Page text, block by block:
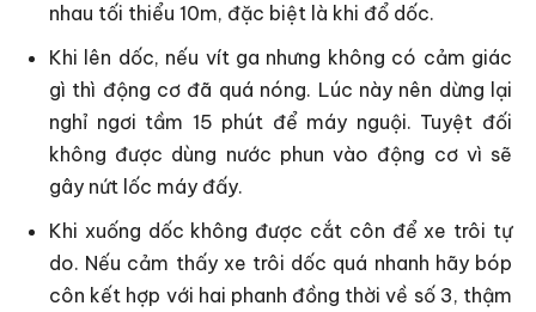
nhau tối thiểu 10m, đặc biệt là khi đổ dốc.
Khi lên dốc, nếu vít ga nhưng không có cảm giác
gì thì động cơ đã quá nóng. Lúc này nên dừng lại
nghỉ ngơi tầm 15 phút để máy nguội. Tuyệt đối
không được dùng nước phun vào động cơ vì sẽ
gây nứt lốc máy đấy.
Khi xuống dốc không được cắt côn để xe trôi tự
do. Nếu cảm thấy xe trôi dốc quá nhanh hãy bóp
côn kết hợp với hai phanh đồng thời về số 3, thậm